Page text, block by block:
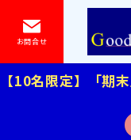
お問合せ
【10名限定】「期